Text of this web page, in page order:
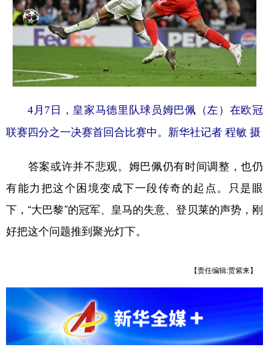
4月7日，皇家马德里队球员姆巴佩（左）在欧冠
联赛四分之一决赛首回合比赛中。新华社记者 程敏 摄
答案或许并不悲观。姆巴佩仍有时间调整，也仍
有能力把这个困境变成下一段传奇的起点。只是眼
下，“大巴黎”的冠军、皇马的失意、登贝莱的声势，刚
好把这个问题推到聚光灯下。
【责任编辑:贾紫来】